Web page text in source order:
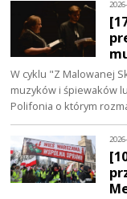
W cyklu "Z Malowanej
muzyków i śpiewaków
Polifonia o którym